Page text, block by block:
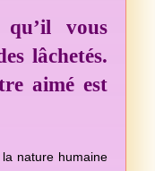
vous
lâchetés.
aimé est
nature humaine